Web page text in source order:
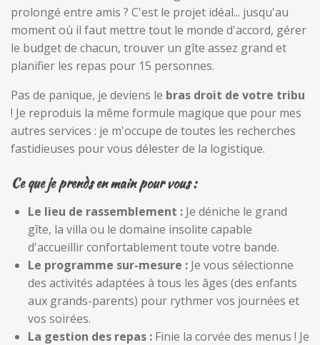
prolongé entre amis ? C'est le projet idéal... jusqu'au
moment où il faut mettre tout le monde d'accord, gérer
le budget de chacun, trouver un gîte assez grand et
planifier les repas pour 15 personnes.
Pas de panique, je deviens le bras droit de votre tribu
! Je reproduis la même formule magique que pour mes
autres services : je m'occupe de toutes les recherches
fastidieuses pour vous délester de la logistique.
Ce que je prends en main pour vous :
Le lieu de rassemblement : Je déniche le grand
gîte, la villa ou le domaine insolite capable
d'accueillir confortablement toute votre bande.
Le programme sur-mesure : Je vous sélectionne
des activités adaptées à tous les âges (des enfants
aux grands-parents) pour rythmer vos journées et
vos soirées.
La gestion des repas : Finie la corvée des menus ! Je